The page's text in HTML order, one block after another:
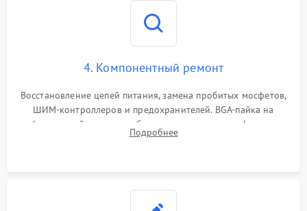
4. Компонентный ремонт
Восстановление цепей питания, замена пробитых мосфетов,
ШИМ-контроллеров и предохранителей. BGA-пайка на
инфракрасной станции реболлинг или замена графического
чипа и дефектной памяти GDDR. Прошивка BIOS
Подробнее